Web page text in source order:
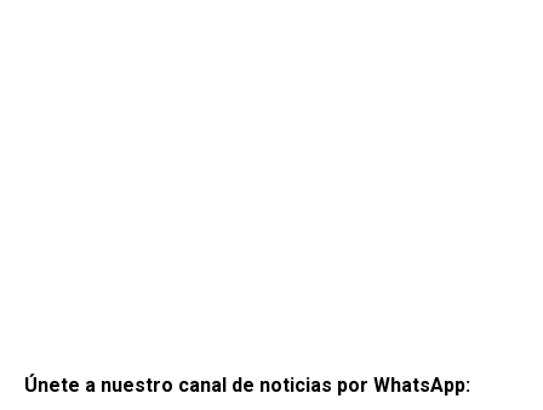
Únete a nuestro canal de noticias por WhatsApp: